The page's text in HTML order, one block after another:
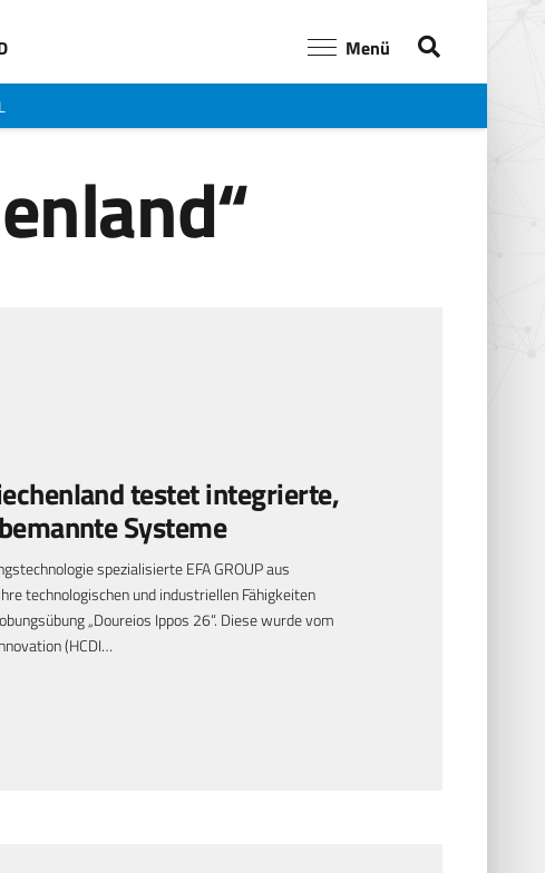
Menü
testet integrierte,
Systeme
spezialisierte EFA GROUP aus
technologischen und industriellen Fähigkeiten
„Doureios Ippos 26“. Diese wurde vom
(HCDI…